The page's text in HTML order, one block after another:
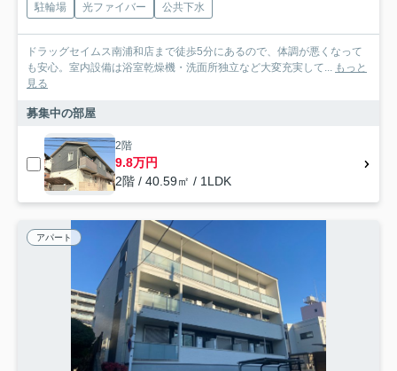
駐輪場 光ファイバー 公共下水
ドラッグセイムス南浦和店まで徒歩5分にあるので、体調が悪くなって
も安心。室内設備は浴室乾燥機・洗面所独立など大変充実して... もっと
見る
募集中の部屋
2階
9.8万円
2階 / 40.59㎡ / 1LDK
アパート